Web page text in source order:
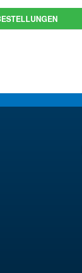
war:
€73.75
Preis
ist: